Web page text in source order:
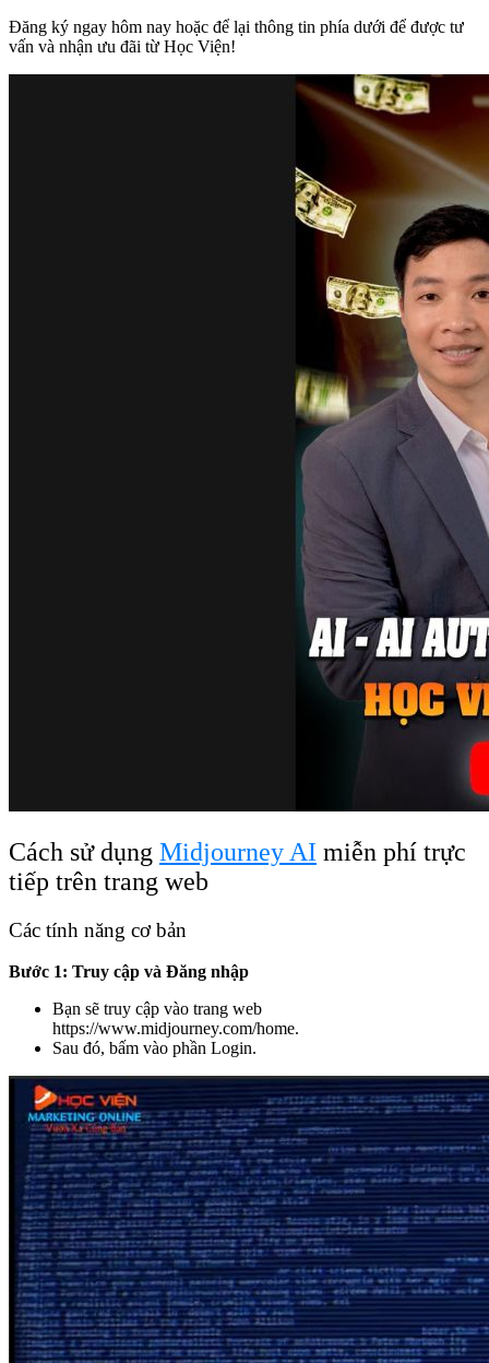
Đăng ký ngay hôm nay hoặc để lại thông tin phía dưới để được tư
vấn và nhận ưu đãi từ Học Viện!
Cách sử dụng Midjourney AI miễn phí trực
tiếp trên trang web
Các tính năng cơ bản
Bước 1: Truy cập và Đăng nhập
Bạn sẽ truy cập vào trang web
https://www.midjourney.com/home.
Sau đó, bấm vào phần Login.